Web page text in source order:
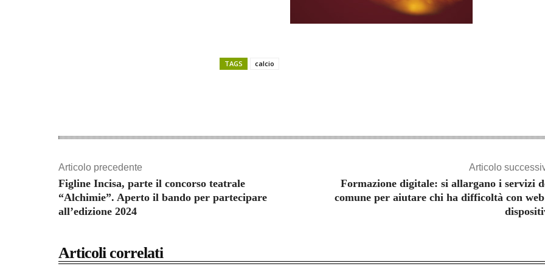
TAGS calcio
Articolo precedente
Figline Incisa, parte il concorso teatrale
“Alchimie”. Aperto il bando per partecipare
all’edizione 2024
Articolo
Formazione digitale: si allargano i servizi
comune per aiutare chi ha difficoltà con
Articoli correlati